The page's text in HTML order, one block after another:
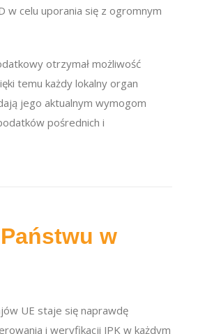
w celu uporania się z ogromnym
otrzymał możliwość
temu każdy lokalny organ
jego aktualnym wymogom
pośrednich i
w
UE staje się naprawdę
i weryfikacji JPK w każdym